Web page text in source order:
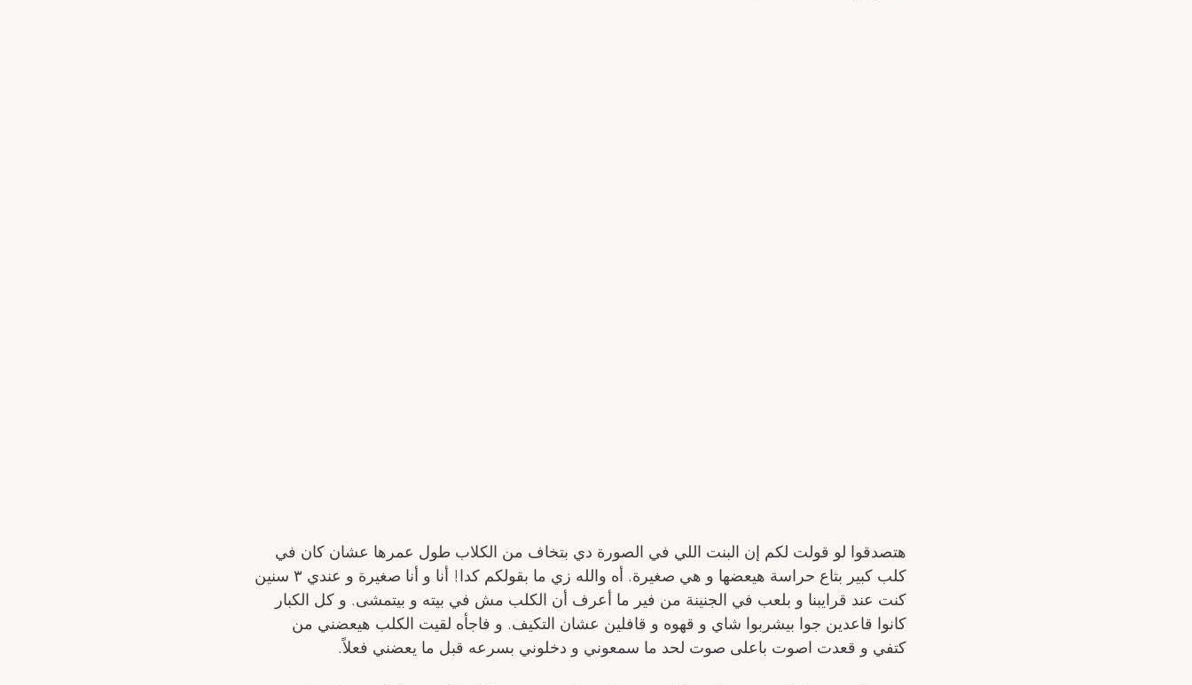
هتصدقوا لو قولت لكم إن البنت اللي في الصورة دي بتخاف من الكلاب طول عمرها عشان كان في
كلب كبير بتاع حراسة هيعضها و هي صغيرة. أه والله زي ما بقولكم كدا! أنا و أنا صغيرة و عندي ٣ سنين
كنت عند قرايبنا و بلعب في الجنينة من فير ما أعرف أن الكلب مش في بيته و بيتمشى. و كل الكبار
كانوا قاعدين جوا بيشربوا شاي و قهوه و قافلين عشان التكيف. و فاجأه لقيت الكلب هيعضني من
كتفي و قعدت اصوت باعلى صوت لحد ما سمعوني و دخلوني بسرعه قبل ما يعضني فعلاً.